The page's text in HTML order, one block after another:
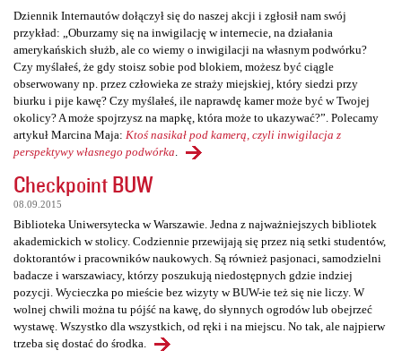
Dziennik Internautów dołączył się do naszej akcji i zgłosił nam swój
przykład: „Oburzamy się na inwigilację w internecie, na działania
amerykańskich służb, ale co wiemy o inwigilacji na własnym podwórku?
Czy myślałeś, że gdy stoisz sobie pod blokiem, możesz być ciągle
obserwowany np. przez człowieka ze straży miejskiej, który siedzi przy
biurku i pije kawę? Czy myślałeś, ile naprawdę kamer może być w Twojej
okolicy? A może spojrzysz na mapkę, która może to ukazywać?”. Polecamy
artykuł Marcina Maja: Ktoś nasikał pod kamerą, czyli inwigilacja z
perspektywy własnego podwórka
Checkpoint BUW
08.09.2015
Biblioteka Uniwersytecka w Warszawie. Jedna z najważniejszych bibliotek
akademickich w stolicy. Codziennie przewijają się przez nią setki studentów,
doktorantów i pracowników naukowych. Są również pasjonaci, samodzielni
badacze i warszawiacy, którzy poszukują niedostępnych gdzie indziej
pozycji. Wycieczka po mieście bez wizyty w BUW-ie też się nie liczy. W
wolnej chwili można tu pójść na kawę, do słynnych ogrodów lub obejrzeć
wystawę. Wszystko dla wszystkich, od ręki i na miejscu. No tak, ale najpierw
trzeba się dostać do środka.